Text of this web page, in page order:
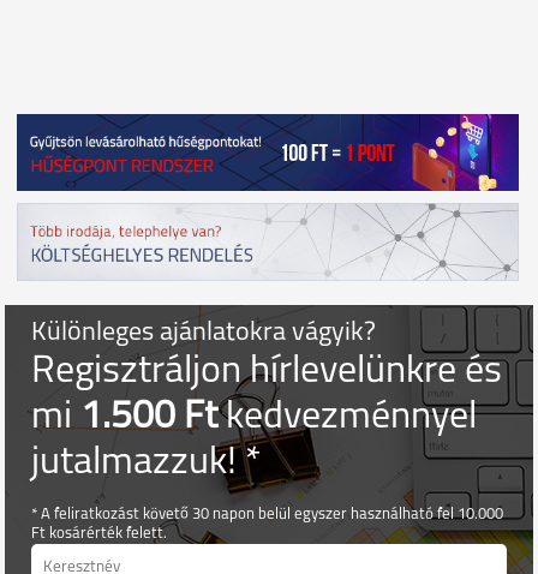
Különleges ajánlatokra vágyik?
Regisztráljon hírlevelünkre és
mi1.500 Ftkedvezménnyel
jutalmazzuk! *
* A feliratkozást követő 30 napon belül egyszer használható fel 10.000
Ft kosárérték felett.